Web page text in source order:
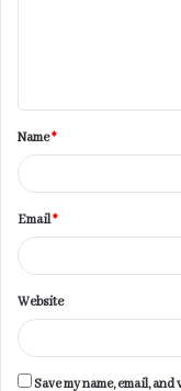
t
*Name*
Email*
Website
Save my name, email,